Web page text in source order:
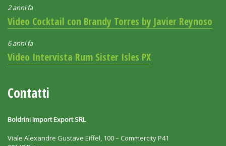
2 anni fa
Video Cocktail con Brandy Torres by Javier Reynoso
6 anni fa
Video Intervista Rum Sister Isles PX
Contatti
Boldrini Import Export SRL
Viale Alexandre Gustave Eiffel, 100 – Commercity P41